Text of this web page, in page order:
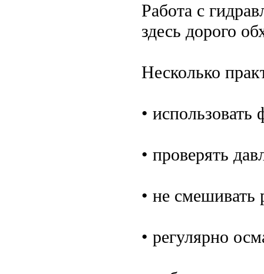
Работа с
здесь дорого
Несколько
•
• проверять
• не смешивать
• регулярно